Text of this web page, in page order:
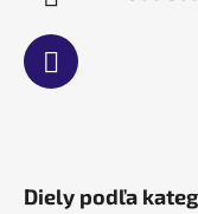
Diely podľa